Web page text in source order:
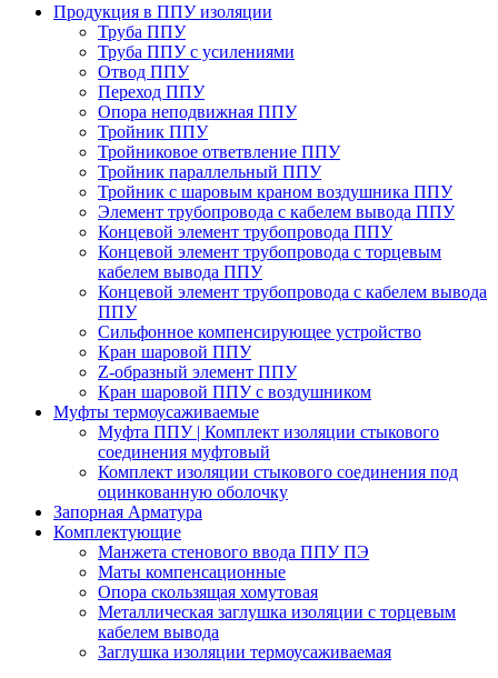
Продукция в ППУ изоляции
Труба ППУ
Труба ППУ с усилениями
Отвод ППУ
Переход ППУ
Опора неподвижная ППУ
Тройник ППУ
Тройниковое ответвление ППУ
Тройник параллельный ППУ
Тройник с шаровым краном воздушника ППУ
Элемент трубопровода с кабелем вывода ППУ
Концевой элемент трубопровода ППУ
Концевой элемент трубопровода с торцевым
кабелем вывода ППУ
Концевой элемент трубопровода с кабелем вывода
ППУ
Сильфонное компенсирующее устройство
Кран шаровой ППУ
Z-образный элемент ППУ
Кран шаровой ППУ с воздушником
Муфты термоусаживаемые
Муфта ППУ | Комплект изоляции стыкового
соединения муфтовый
Комплект изоляции стыкового соединения под
оцинкованную оболочку
Запорная Арматура
Комплектующие
Манжета стенового ввода ППУ ПЭ
Маты компенсационные
Опора скользящая хомутовая
Металлическая заглушка изоляции с торцевым
кабелем вывода
Заглушка изоляции термоусаживаемая